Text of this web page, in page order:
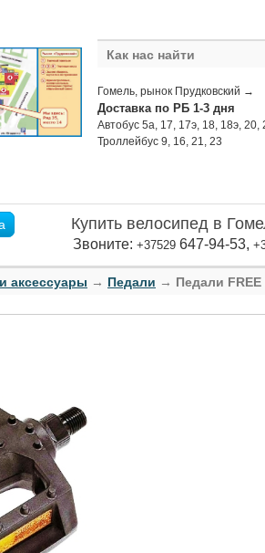
Как нас найти
Гомель, рынок Прудковский →
Доставка по РБ 1-3 дня
Автобус 5а, 17, 17э, 18, 18э,
Троллейбус 9, 16, 21, 23
Купить велосипед в
Звоните:+37529 647-94-53,
аксессуары → Педали → Педали FREE